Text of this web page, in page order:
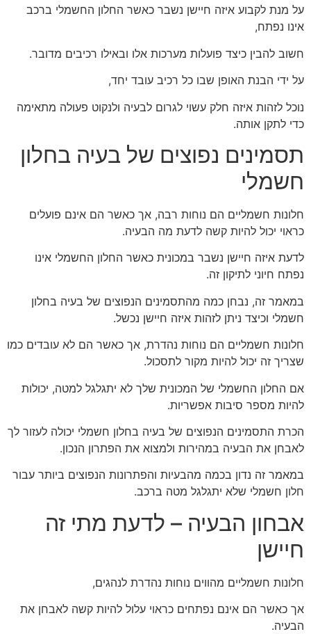
על מנת לקבוע איזה חיישן נשבר כאשר החלון החשמלי ברכב
אינו נפתח,
חשוב להבין כיצד פועלות מערכות אלו ובאילו רכיבים מדובר.
על ידי הבנת האופן שבו כל רכיב עובד יחד,
נוכל לזהות איזה חלק עשוי לגרום לבעיה ולנקוט פעולה מתאימה
כדי לתקן אותה.
תסמינים נפוצים של בעיה בחלון
חשמלי
חלונות חשמליים הם נוחות רבה, אך כאשר הם אינם פועלים
כראוי יכול להיות קשה לדעת מה הבעיה.
לדעת איזה חיישן נשבר במכונית כאשר החלון החשמלי אינו
נפתח חיוני לתיקון זה.
במאמר זה, נבחן כמה מהתסמינים הנפוצים של בעיה בחלון
חשמלי וכיצד ניתן לזהות איזה חיישן נכשל.
חלונות חשמליים הם נוחות נהדרת, אך כאשר הם לא עובדים כמו
שצריך זה יכול להיות מקור לתסכול.
אם החלון החשמלי של המכונית שלך לא יתגלגל למטה, יכולות
להיות מספר סיבות אפשריות.
הכרת התסמינים הנפוצים של בעיה בחלון חשמלי יכולה לעזור לך
לאבחן את הבעיה במהירות ולמצוא את הפתרון הנכון.
במאמר זה נדון בכמה מהבעיות והפתרונות הנפוצים ביותר עבור
חלון חשמלי שלא יתגלגל מטה ברכב.
אבחון הבעיה – לדעת מתי זה
חיישן
חלונות חשמליים מהווים נוחות נהדרת לנהגים,
אך כאשר הם אינם נפתחים כראוי עלול להיות קשה לאבחן את
הבעיה.